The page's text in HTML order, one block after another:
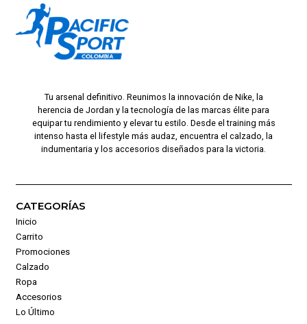
Tu arsenal definitivo. Reunimos la innovación de Nike, la
herencia de Jordan y la tecnología de las marcas élite para
equipar tu rendimiento y elevar tu estilo. Desde el training más
intenso hasta el lifestyle más audaz, encuentra el calzado, la
indumentaria y los accesorios diseñados para la victoria.
CATEGORÍAS
Inicio
Carrito
Promociones
Calzado
Ropa
Accesorios
Lo Último